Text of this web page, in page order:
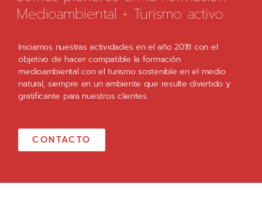
Medioambiental + Turismo activo
Iniciamos nuestras actividades en el año 2018 con el
objetivo de hacer compatible la formación
medioambiental con el turismo sostenible en el medio
natural, siempre en un ambiente que resulte divertido y
gratificante para nuestros clientes.
CONTACTO